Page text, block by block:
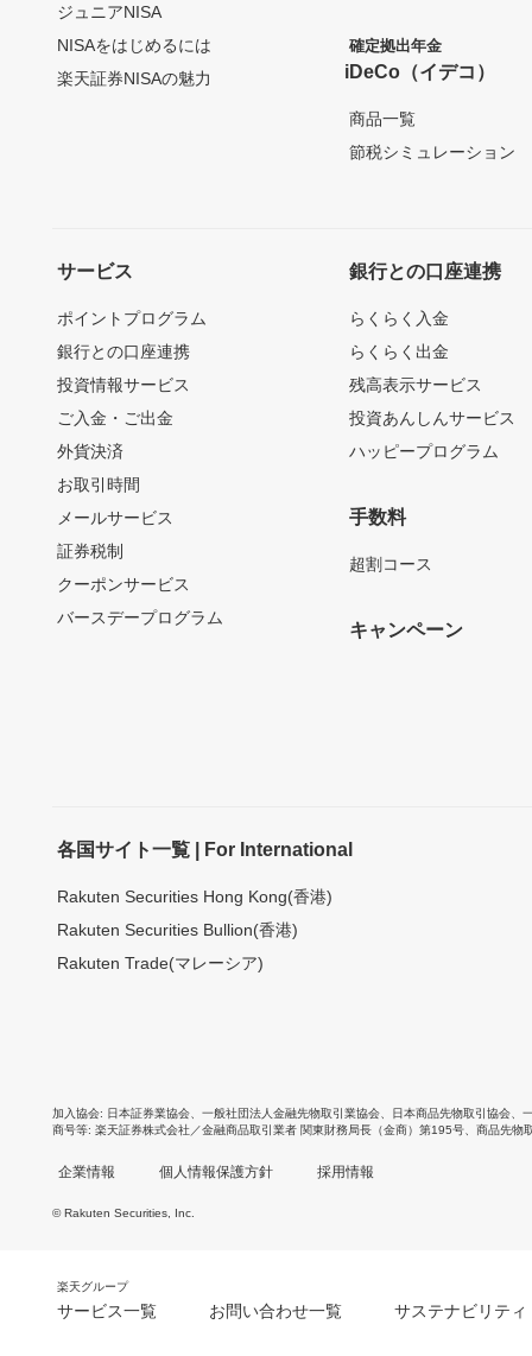
ジュニアNISA
NISAをはじめるには
楽天証券NISAの魅力
確定拠出年金
iDeCo（イデコ）
商品一覧
節税シミュレーション
サービス
ポイントプログラム
銀行との口座連携
投資情報サービス
ご入金・ご出金
外貨決済
お取引時間
メールサービス
証券税制
クーポンサービス
バースデープログラム
銀行との口座連携
らくらく入金
らくらく出金
残高表示サービス
投資あんしんサービス
ハッピープログラム
手数料
超割コース
キャンペーン
各国サイト一覧 | For International
Rakuten Securities Hong Kong(香港)
Rakuten Securities Bullion(香港)
Rakuten Trade(マレーシア)
加入協会 日本証券業協会 一般社団法人金融先物取引業協会 日本商品先物取引協会
商号等 楽天証券株式会社／金融商品取引業者 関東財務局長（金商）第195号、商品先物
企業情報 個人情報保護方針 採用情報
© Rakuten Securities, Inc.
楽天グループ
サービス一覧 お問い合わせ一覧 サステナビリティ